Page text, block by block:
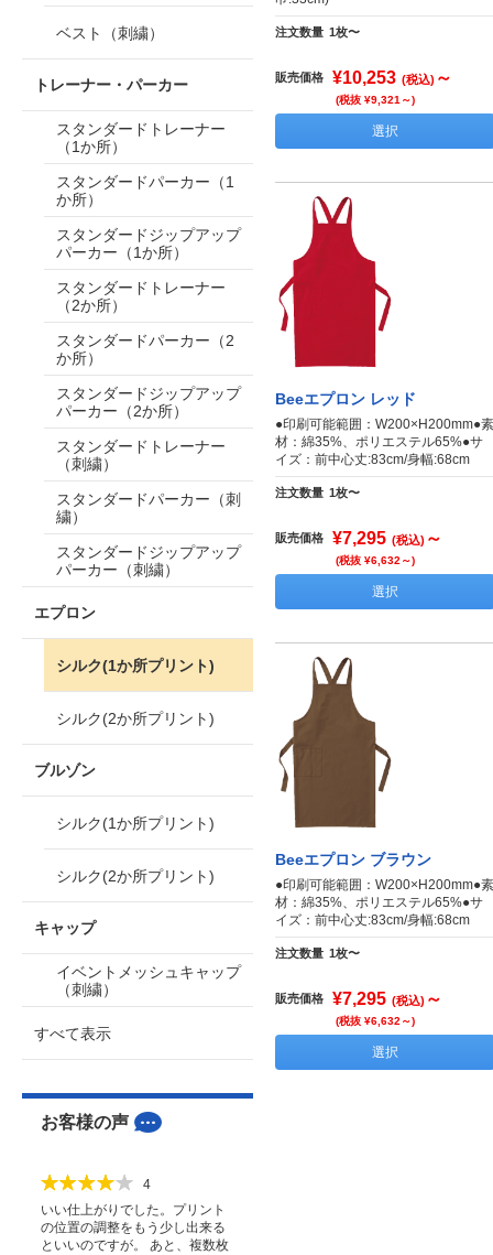
注文数量 1枚〜
販売価格 ¥10,253 (税込) ～
(税抜 ¥9,321～)
選択
Beeエプロン レッド
●印刷可能範囲：W200×H200mm●素
材：綿35%、ポリエステル65%●サ
イズ：前中心丈:83cm/身幅:68cm
注文数量 1枚〜
販売価格 ¥7,295 (税込) ～
(税抜 ¥6,632～)
選択
Beeエプロン ブラウン
●印刷可能範囲：W200×H200mm●素
材：綿35%、ポリエステル65%●サ
イズ：前中心丈:83cm/身幅:68cm
注文数量 1枚〜
販売価格 ¥7,295 (税込) ～
(税抜 ¥6,632～)
選択
ベスト（刺繍）
トレーナー・パーカー
スタンダードトレーナー
（1か所）
スタンダードパーカー（1
か所）
スタンダードジップアップ
パーカー（1か所）
スタンダードトレーナー
（2か所）
スタンダードパーカー（2
か所）
スタンダードジップアップ
パーカー（2か所）
スタンダードトレーナー
（刺繍）
スタンダードパーカー（刺
繍）
スタンダードジップアップ
パーカー（刺繍）
エプロン
シルク(1か所プリント)
シルク(2か所プリント)
ブルゾン
シルク(1か所プリント)
シルク(2か所プリント)
キャップ
イベントメッシュキャップ
（刺繍）
すべて表示
お客様の声
4
いい仕上がりでした。プリント
の位置の調整をもう少し出来る
といいのですが。 あと、複数枚